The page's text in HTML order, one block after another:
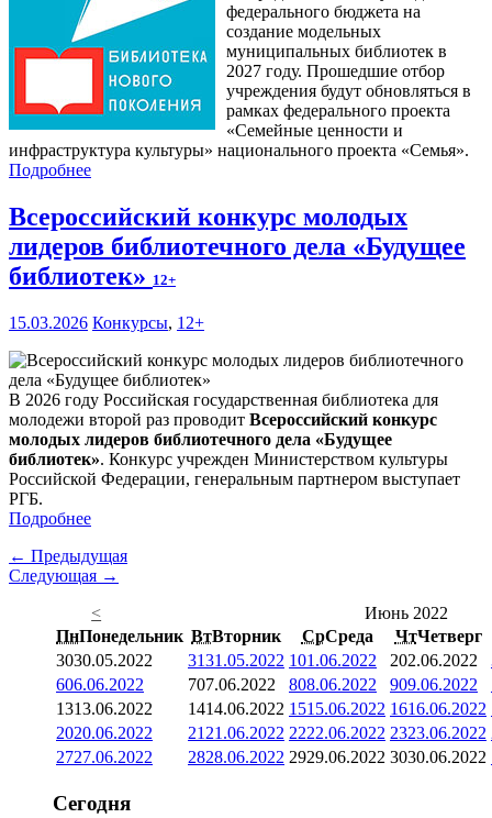
федерального бюджета на
создание модельных
муниципальных библиотек в
2027 году. Прошедшие отбор
учреждения будут обновляться в
рамках федерального проекта
«Семейные ценности и
инфраструктура культуры» национального проекта «Семья».
Подробнее
Всероссийский конкурс молодых
лидеров библиотечного дела «Будущее
библиотек» 12+
15.03.2026 Конкурсы, 12+
В 2026 году Российская государственная библиотека для
молодежи второй раз проводит Всероссийский конкурс
молодых лидеров библиотечного дела «Будущее
библиотек». Конкурс учрежден Министерством культуры
Российской Федерации, генеральным партнером выступает
РГБ.
Подробнее
← Предыдущая
Следующая →
<
Июнь 2022
ПнПонедельник ВтВторник СрСреда ЧтЧетверг
3030.05.2022 3131.05.2022 101.06.2022 202.06.2022
606.06.2022 707.06.2022 808.06.2022 909.06.2022
1313.06.2022 1414.06.2022 1515.06.2022 1616.06.2022
2020.06.2022 21 21.06.2022 2222.06.2022 2323.06.2022
2727.06.2022 2828.06.2022 2929.06.2022 3030.06.2022
Сегодня